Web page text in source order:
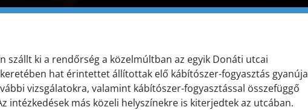
szállt ki a rendőrség a közelmúltban az egyik Donáti utcai
hat érintettet állítottak elő kábítószer-fogyasztás gyanúja
vizsgálatokra, valamint kábítószer-fogyasztással összefüggő
intézkedések más közeli helyszínekre is kiterjedtek az utcában.